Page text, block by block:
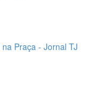
Praça - Jornal TJ